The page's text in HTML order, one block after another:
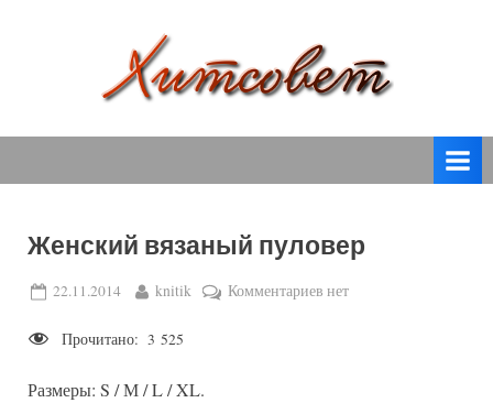
т
о
в
спицами,
крючком,
вязаные
модели
с
Женский вязаный пуловер
Posted
22.11.2014 By
knitik Комментариевкнет
Прочитано: 3 525
Размеры: S / М / L / XL.